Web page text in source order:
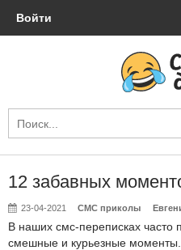
Войти
12 забавных
23-04-2021 СМС приколы
В наших смс-переписках часто
смешные и курьезные моменты.